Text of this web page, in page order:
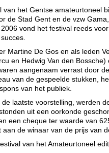
van het Gentse amateurtoneel
de Stad Gent en de vzw
vond het festival reeds
Martine De Gos en als leden
en Hedwig Van den Bossche)
aangenaam verrast door
van de gespeelde stukken,
van het publiek.
laatste voorstelling, werden
uit een oorkonde
een cheque ter waarde van
de winaar van de prijs van
van het Amateurtoneel